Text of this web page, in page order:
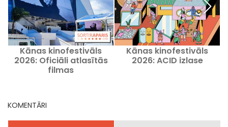
Kānas kinofestivāls
2026: Oficiāli atlasītās
filmas
Kānas kinofestivāls
2026: ACID izlase
KOMENTĀRI